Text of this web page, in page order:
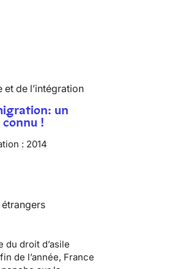
et de l’intégration
un
!
: 2014
du droit d’asile
de l’année, France